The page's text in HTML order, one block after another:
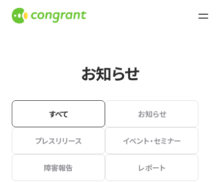
お知らせ
すべて お知らせ
プレスリリース イベント・セミナー
障害報告 レポート